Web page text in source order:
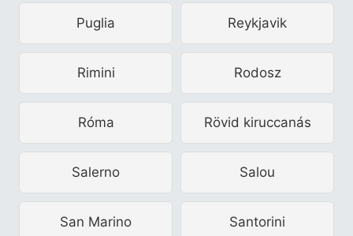
Puglia Reykjavik
Rimini Rodosz
Róma Rövid kiruccanás
Salerno Salou
San Marino Santorini